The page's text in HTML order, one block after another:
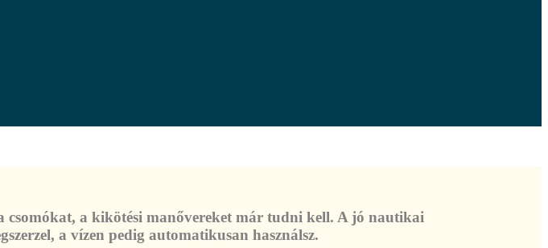
a kikötési manővereket már tudni kell. A jó nautikai
a vízen pedig automatikusan használsz.